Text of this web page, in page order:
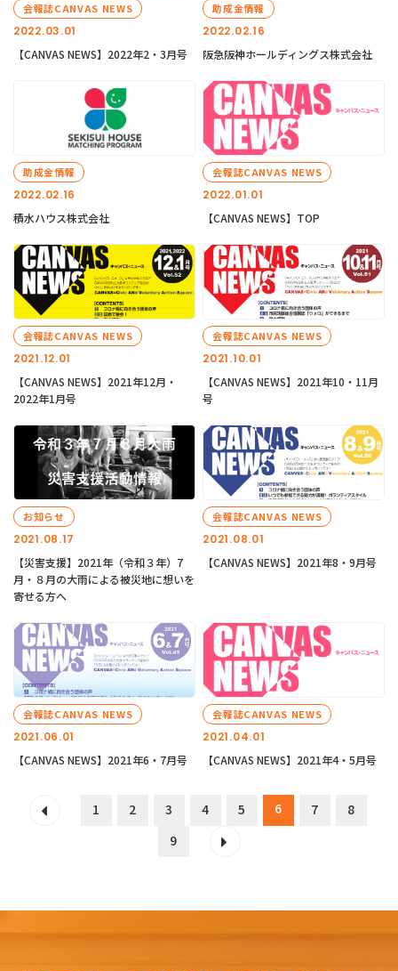
2022.03.01
会報誌CANVAS NEWS
【CANVAS NEWS】2022年2・3月号
2022.02.16
助成金情報
阪急阪神ホールディングス株式会社
2022.02.16
助成金情報
積水ハウス株式会社
2022.01.01
会報誌CANVAS NEWS
【CANVAS NEWS】TOP
2021.12.01
会報誌CANVAS NEWS
【CANVAS NEWS】2021年12月・
2022年1月号
2021.10.01
会報誌CANVAS NEWS
【CANVAS NEWS】2021年10・11月
号
2021.08.17
お知らせ
【災害支援】2021年（令和３年）7
月・８月の大雨による被災地に想いを
寄せる方へ
2021.08.01
会報誌CANVAS NEWS
【CANVAS NEWS】2021年8・9月号
2021.06.01
会報誌CANVAS NEWS
【CANVAS NEWS】2021年6・7月号
2021.04.01
会報誌CANVAS NEWS
【CANVAS NEWS】2021年4・5月号
1 2 3 4 5 6 7
8
9